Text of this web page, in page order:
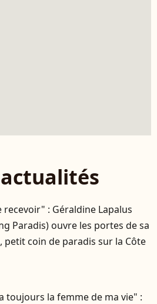
recevoir" : Géraldine Lapalus
Paradis) ouvre les portes de sa
petit coin de paradis sur la Côte
toujours la femme de ma vie" :